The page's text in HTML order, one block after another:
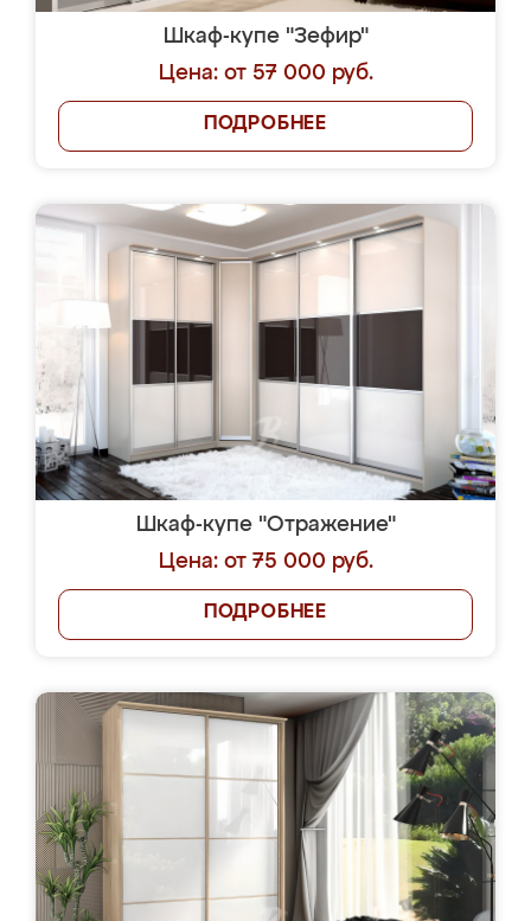
Шкаф-купе "Зефир"
Цена: от 57 000 руб.
ПОДРОБНЕЕ
Шкаф-купе "Отражение"
Цена: от 75 000 руб.
ПОДРОБНЕЕ